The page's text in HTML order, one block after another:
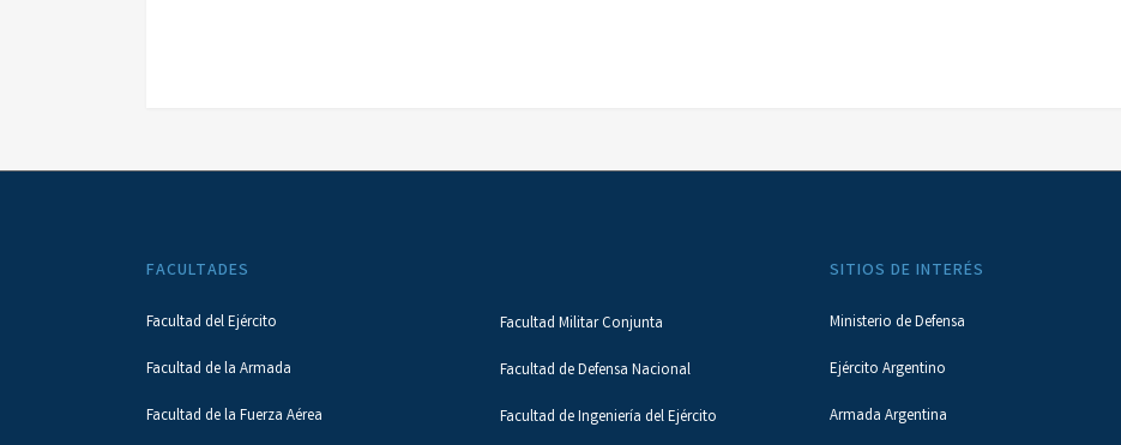
FACULTADES
Facultad del Ejército
Facultad de la Armada
Facultad de la Fuerza Aérea
Facultad Militar Conjunta
Facultad de Defensa Nacional
Facultad de Ingeniería del Ejército
SITIOS DE INTERÉS
Ministerio de Defensa
Ejército Argentino
Armada Argentina